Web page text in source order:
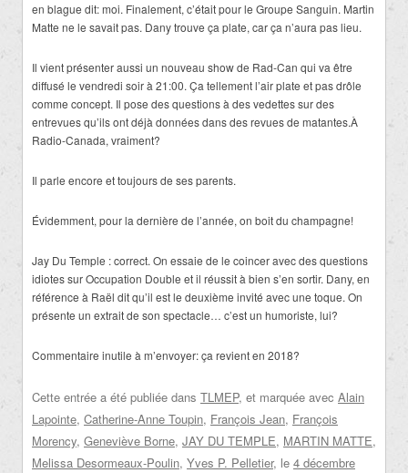
en blague dit: moi. Finalement, c’était pour le Groupe Sanguin. Martin
Matte ne le savait pas. Dany trouve ça plate, car ça n’aura pas lieu.
Il vient présenter aussi un nouveau show de Rad-Can qui va être
diffusé le vendredi soir à 21:00. Ça tellement l’air plate et pas drôle
comme concept. Il pose des questions à des vedettes sur des
entrevues qu’ils ont déjà données dans des revues de matantes.À
Radio-Canada, vraiment?
Il parle encore et toujours de ses parents.
Évidemment, pour la dernière de l’année, on boit du champagne!
Jay Du Temple : correct. On essaie de le coincer avec des questions
idiotes sur Occupation Double et il réussit à bien s’en sortir. Dany, en
référence à Raël dit qu’il est le deuxième invité avec une toque. On
présente un extrait de son spectacle… c’est un humoriste, lui?
Commentaire inutile à m’envoyer: ça revient en 2018?
Cette entrée a été publiée dans TLMEP, et marquée avec Alain
Lapointe, Catherine-Anne Toupin, François Jean, François
Morency, Geneviève Borne, JAY DU TEMPLE, MARTIN MATTE,
Melissa Desormeaux-Poulin, Yves P. Pelletier, le 4 décembre